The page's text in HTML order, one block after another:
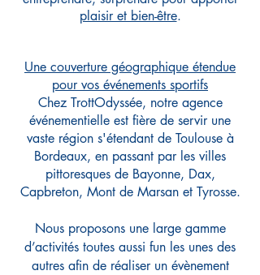
plaisir et bien-être.
Une couverture géographique étendue
pour vos événements sportifs
Chez TrottOdyssée, notre agence
événementielle est fière de servir une
vaste région s'étendant de Toulouse à
Bordeaux, en passant par les villes
pittoresques de Bayonne, Dax,
Capbreton, Mont de Marsan et Tyrosse.
Nous proposons une large gamme
d’activités toutes aussi fun les unes des
autres afin de réaliser un évènement